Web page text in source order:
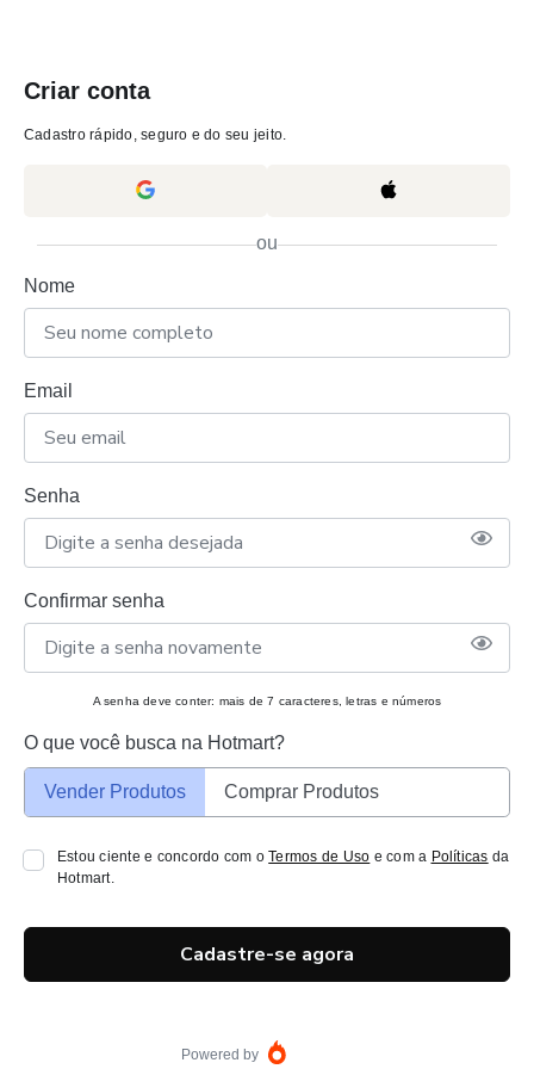
Criar conta
Cadastro rápido, seguro e do seu jeito.
ou
Nome
Email
Senha
Confirmar senha
A senha deve conter: mais de 7 caracteres, letras e números
O que você busca na Hotmart?
Vender Produtos Comprar Produtos
Estou ciente e concordo com oTermos de Uso e com a Políticas da
Hotmart.
Cadastre-se agora
Powered by